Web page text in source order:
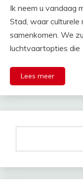
Ik neem u vandaag
Stad, waar culturele
samenkomen. We
luchtvaartopties die
Lees meer